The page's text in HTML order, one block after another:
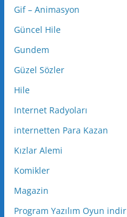
Gif – Animasyon
Güncel Hile
Gundem
Güzel Sözler
Hile
Internet Radyoları
internetten Para Kazan
Kızlar Alemi
Komikler
Magazin
Program Yazılım Oyun indir